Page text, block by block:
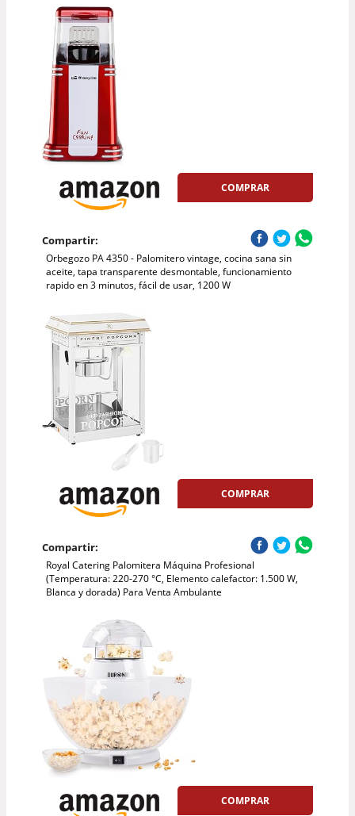
COMPRAR
Compartir:
Orbegozo PA 4350 - Palomitero vintage, cocina sana sin
aceite, tapa transparente desmontable, funcionamiento
rapido en 3 minutos, fácil de usar, 1200 W
COMPRAR
Compartir:
Royal Catering Palomitera Máquina Profesional
(Temperatura: 220-270 °C, Elemento calefactor: 1.500 W,
Blanca y dorada) Para Venta Ambulante
COMPRAR